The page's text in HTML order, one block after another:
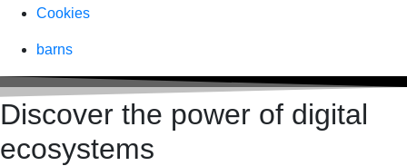
Cookies
barns
Discover the power of digital
ecosystems